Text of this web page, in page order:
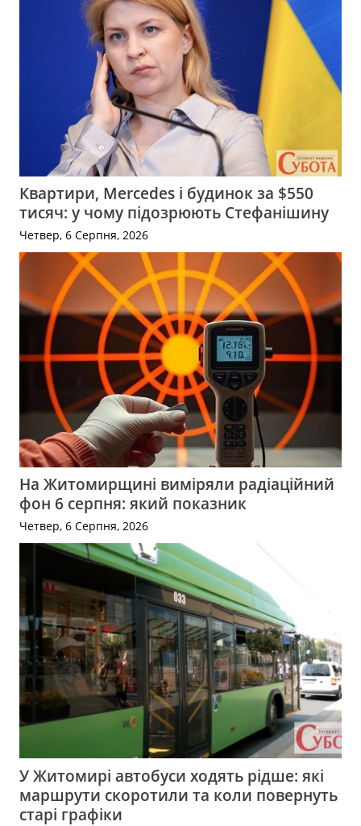
Квартири, Mercedes і будинок за $550
тисяч: у чому підозрюють Стефанішину
Четвер, 6 Серпня, 2026
На Житомирщині виміряли радіаційний
фон 6 серпня: який показник
Четвер, 6 Серпня, 2026
У Житомирі автобуси ходять рідше: які
маршрути скоротили та коли повернуть
старі графіки